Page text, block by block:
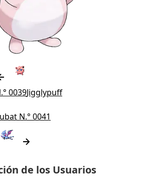
0039Jigglypuff
N.° 0041
de los Usuarios